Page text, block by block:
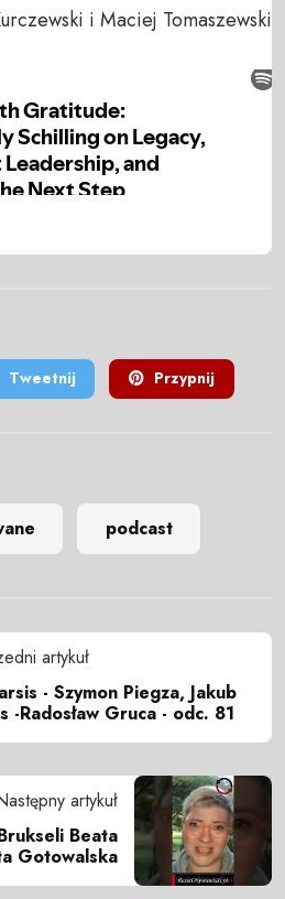
i Maciej Tomaszewski
Tweetnij Przypnij
podcast
artykuł
- Szymon Piegza, Jakub
-Radosław Gruca - odc. 81
artykuł
Beata
Gotowalska